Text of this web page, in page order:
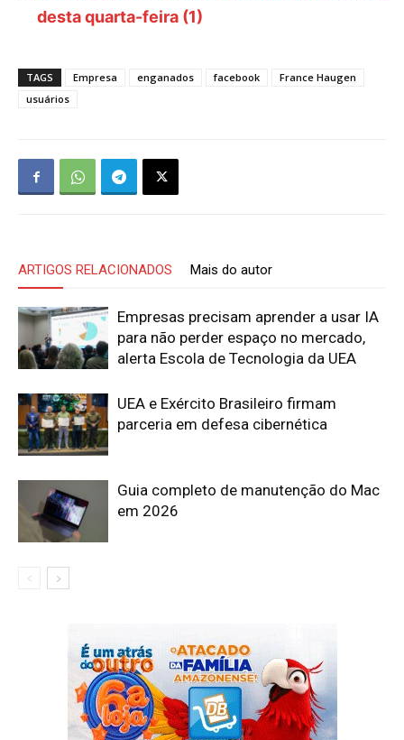
desta quarta-feira (1)
TAGS Empresa enganados facebook
France Haugen
usuários
ARTIGOS RELACIONADOS Mais do autor
Empresas precisam aprender a usar IA
para não perder espaço no mercado,
alerta Escola de Tecnologia da UEA
UEA e Exército Brasileiro firmam
parceria em defesa cibernética
Guia completo de manutenção do Mac
em 2026